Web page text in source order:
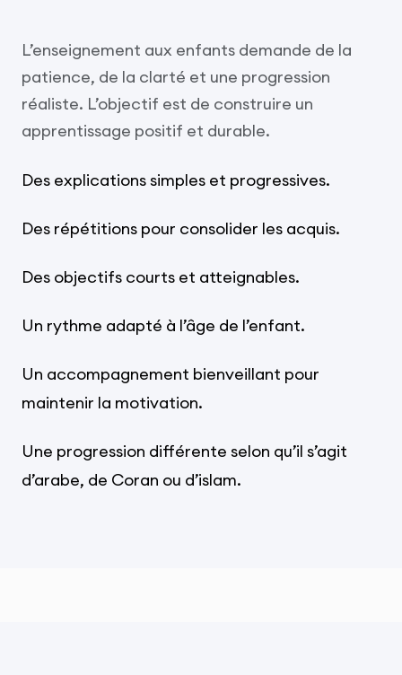
L’enseignement aux enfants demande de la
patience, de la clarté et une progression
réaliste. L’objectif est de construire un
apprentissage positif et durable.
Des explications simples et progressives.
Des répétitions pour consolider les acquis.
Des objectifs courts et atteignables.
Un rythme adapté à l’âge de l’enfant.
Un accompagnement bienveillant pour
maintenir la motivation.
Une progression différente selon qu’il s’agit
d’arabe, de Coran ou d’islam.